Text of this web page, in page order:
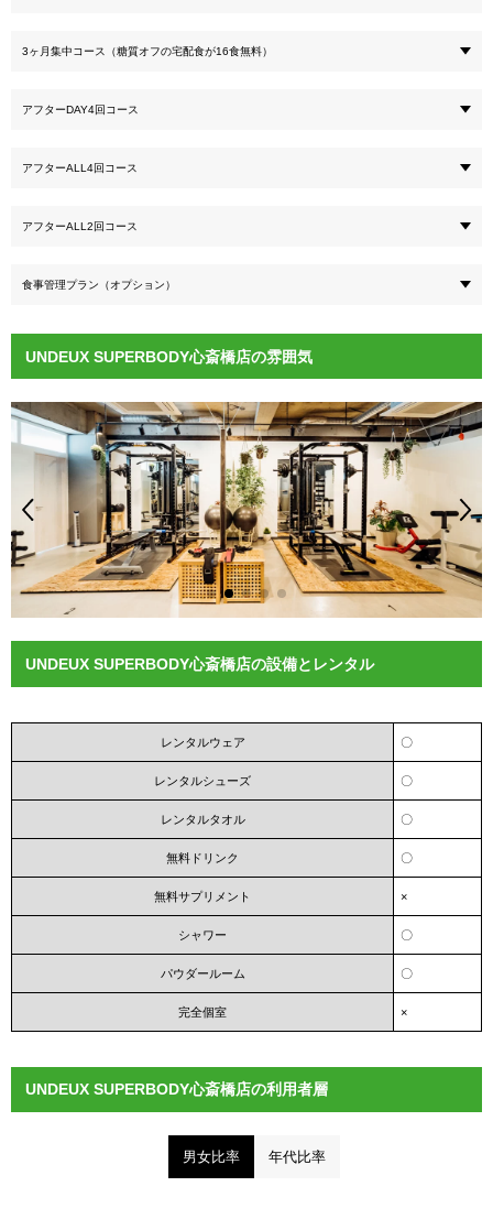
3ヶ月集中コース（糖質オフの宅配食が16食無料）
アフターDAY4回コース
アフターALL4回コース
アフターALL2回コース
食事管理プラン（オプション）
UNDEUX SUPERBODY心斎橋店の雰囲気
UNDEUX SUPERBODY心斎橋店の設備とレンタル
レンタルウェア 〇
レンタルシューズ 〇
レンタルタオル 〇
無料ドリンク 〇
無料サプリメント ×
シャワー 〇
パウダールーム 〇
完全個室 ×
UNDEUX SUPERBODY心斎橋店の利用者層
男女比率 年代比率